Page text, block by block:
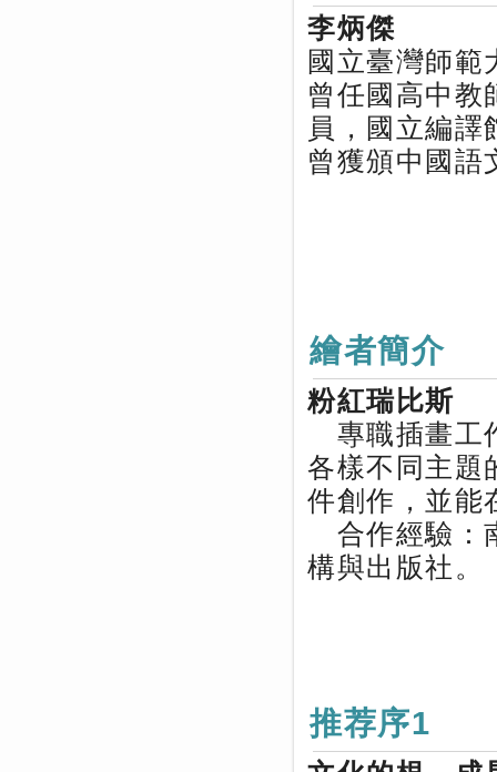
李炳傑
國立臺灣師範
曾任國高中教
員，國立編
曾獲頒中國語
繪者簡介
粉紅瑞比斯
專職插畫工
各樣不同主題
件創作，並能
合作經驗：
構與出版社。
推荐序1